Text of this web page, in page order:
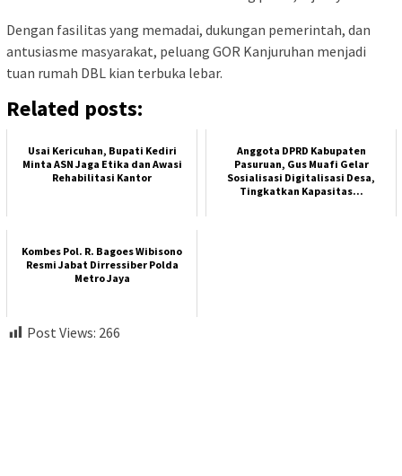
Dengan fasilitas yang memadai, dukungan pemerintah, dan
antusiasme masyarakat, peluang GOR Kanjuruhan menjadi
tuan rumah DBL kian terbuka lebar.
Related posts:
Usai Kericuhan, Bupati Kediri
Minta ASN Jaga Etika dan Awasi
Rehabilitasi Kantor
Anggota DPRD Kabupaten
Pasuruan, Gus Muafi Gelar
Sosialisasi Digitalisasi Desa,
Tingkatkan Kapasitas...
Kombes Pol. R. Bagoes Wibisono
Resmi Jabat Dirressiber Polda
Metro Jaya
Post Views: 266